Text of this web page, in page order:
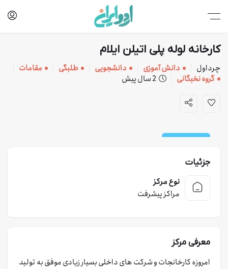
کارخانه لوله پلی اتیلن ایلام
چرداول دانش آموزی دانشجویی طلبگی
مقامات
گروه نخبگانی
کارخانه و خدمات
جزئیات
نوع مرکز
مراکز پیشرفت
معرفی مرکز
امروزه کارخانجات و شرکت های داخلی بسیار زیادی موفق به تولید